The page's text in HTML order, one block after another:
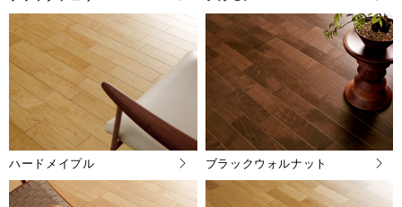
ハードメイプル ブラックウォルナット